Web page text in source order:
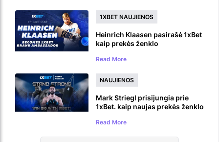
1XBET NAUJIENOS
Heinrich Klaasen pasirašė 1xBet
kaip prekės ženklo
Read More
NAUJIENOS
Mark Striegl prisijungia prie
1xBet. kaip naujas prekės ženklo
Read More